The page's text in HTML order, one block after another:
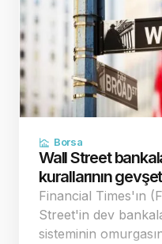
Borsa
Wall Street
kurallarının
Financial Times'ın
Street'in dev
sisteminin